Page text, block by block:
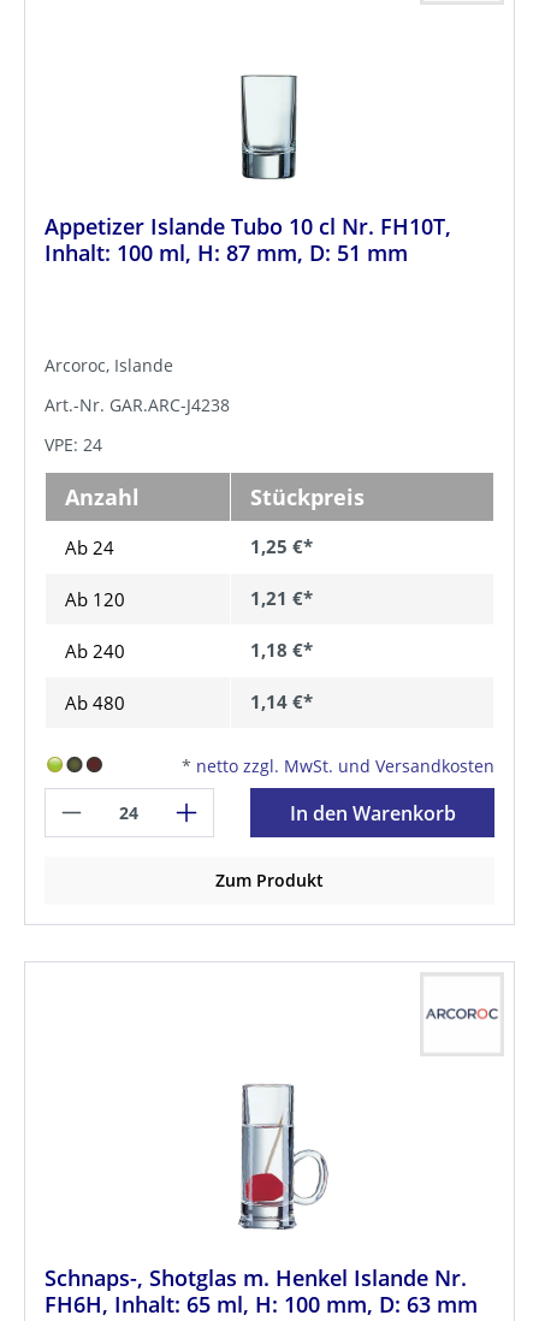
Appetizer Islande Tubo 10 cl Nr. FH10T,
Inhalt: 100 ml, H: 87 mm, D: 51 mm
Arcoroc, Islande
Art.-Nr. GAR.ARC-J4238
VPE: 24
Anzahl Stückpreis
Ab 24 1,25 €*
Ab 120 1,21 €*
Ab 240 1,18 €*
Ab 480 1,14 €*
* netto zzgl. MwSt. und Versandkosten
In den Warenkorb
Zum Produkt
Schnaps-, Shotglas m. Henkel Islande Nr.
FH6H, Inhalt: 65 ml, H: 100 mm, D: 63 mm